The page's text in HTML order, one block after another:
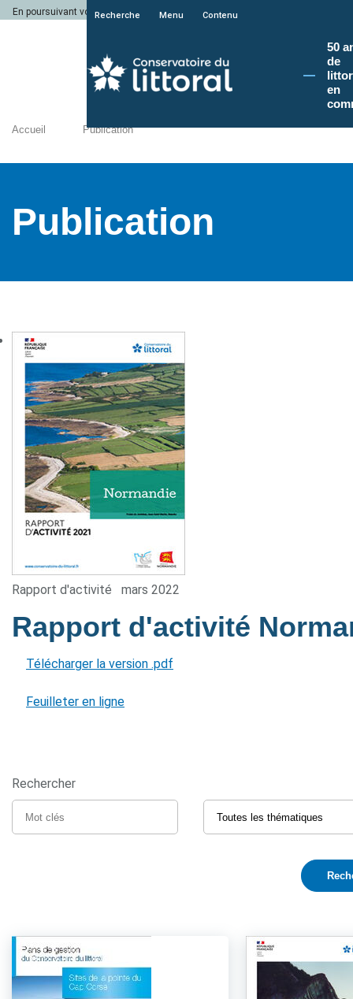
En poursuivant votre navigation sur le site du Conservatoire du littoral, vous
Recherche Menu Contenu
50
de
en
Accueil Publication
Publication
Rapport d'activité mars 2022
Rapport d'activité
Télécharger la version .pdf
Feuilleter en ligne
Rechercher